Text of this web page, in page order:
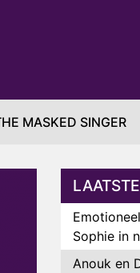
MASKED SINGER
Sophie in
Kids and
Anouk en